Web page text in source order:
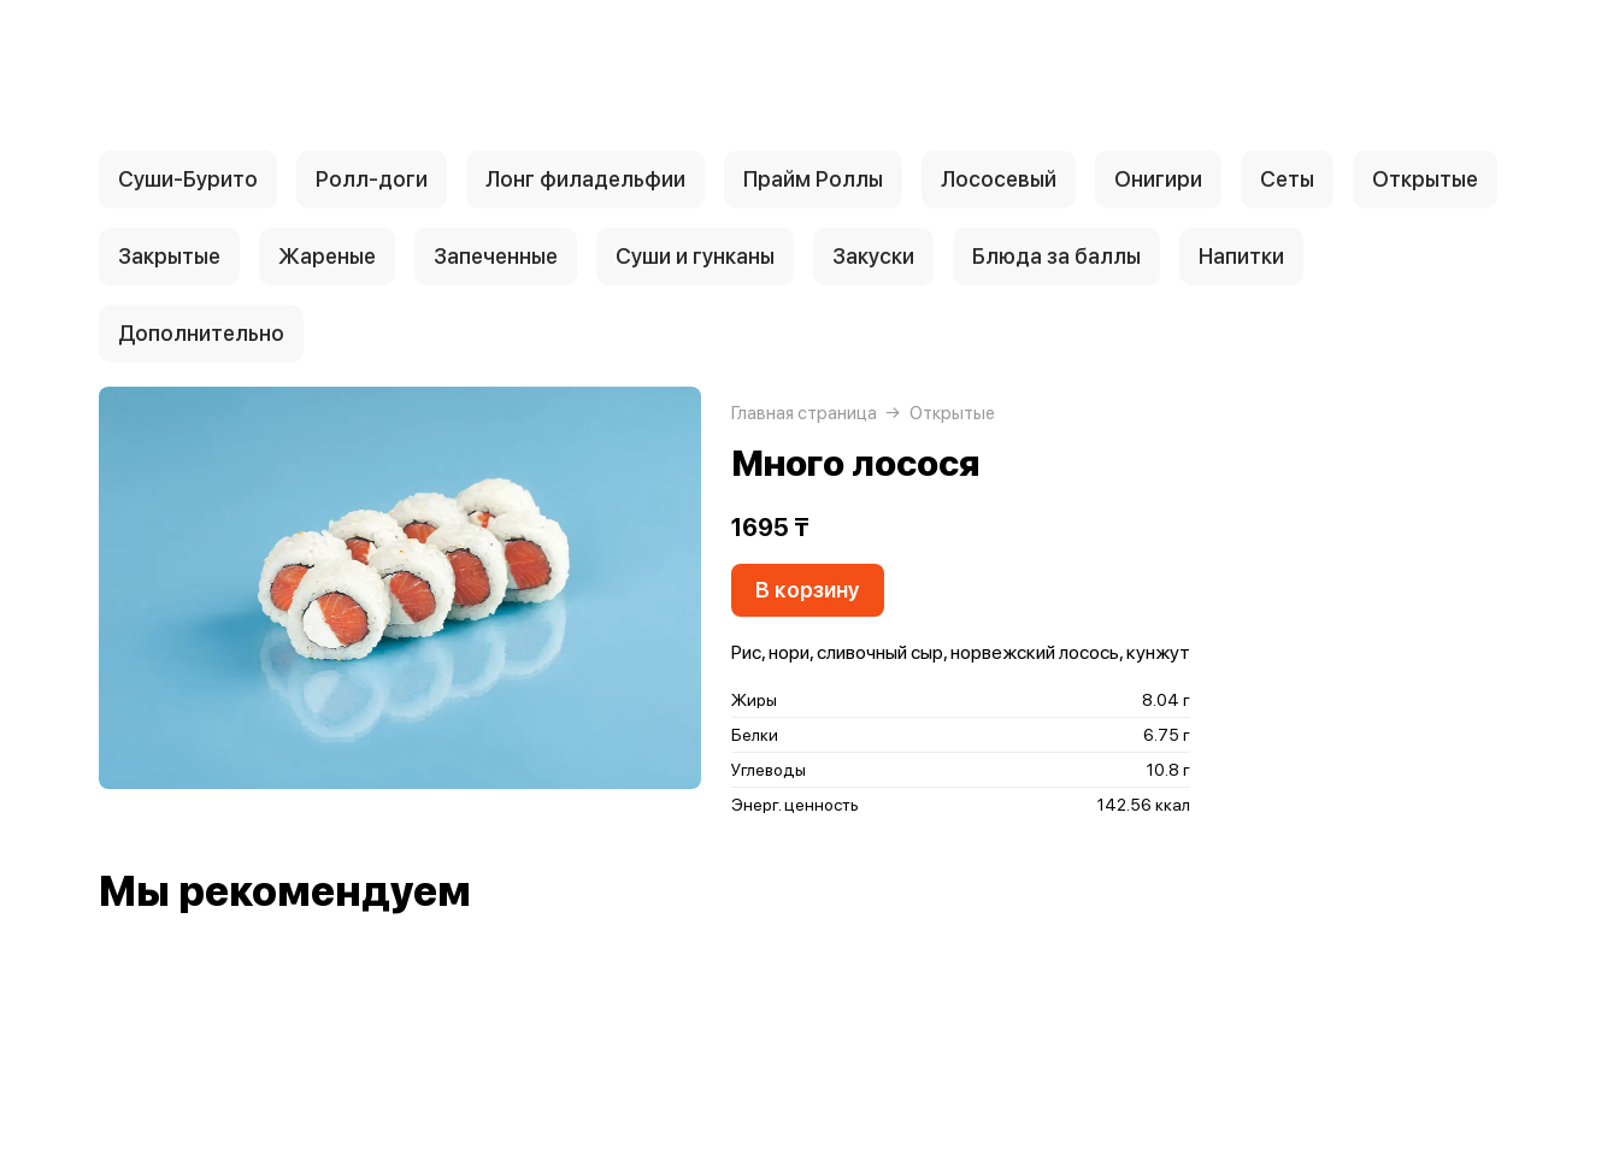
Суши-Бурито Ролл-доги Лонг филадельфии Прайм Роллы Лососевый Онигири Сеты Открытые
Закрытые Жареные Запеченные Суши и гунканы Закуски Блюда за баллы Напитки
Дополнительно
Главная страница Открытые
Много лосося
1695 ₸
В корзину
Рис, нори, сливочный сыр, норвежский лосось, кунжут
Жиры
8.04 г
Белки
6.75 г
Углеводы
10.8 г
Энерг. ценность
142.56 ккал
Мы рекомендуем